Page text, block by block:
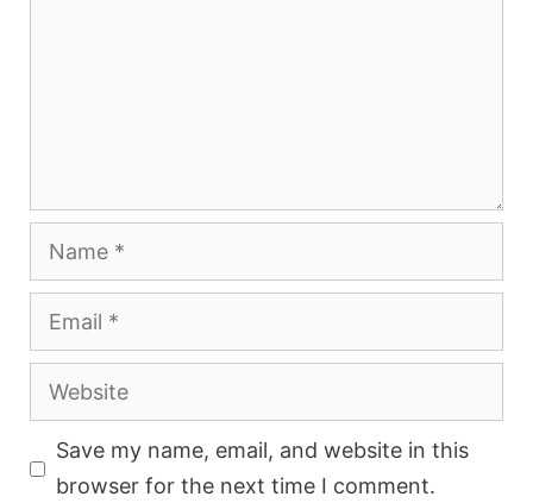
Name
Email
Website
Save my name, email, and website in this
browser for the next time I comment.